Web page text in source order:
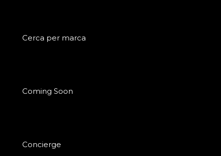
Cerca per marca
Coming Soon
Concierge